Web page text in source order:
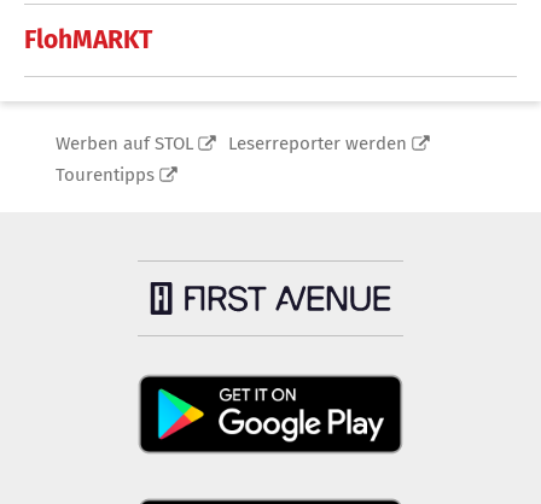
FlohMARKT
Werben auf STOL
Leserreporter werden
Tourentipps